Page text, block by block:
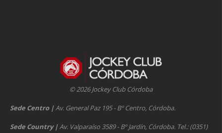
© 2026 Jockey Club Córdoba
Sede Centro |Av. General Paz 195 - Bº Centro, Córdoba.
Sede Country |Av. Valparaíso 3589 - Bº Jardín, Córdoba. Tel.: (0351)